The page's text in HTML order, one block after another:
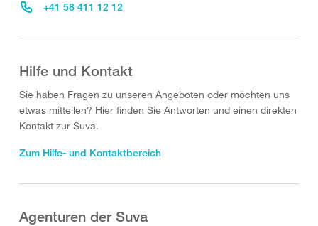
+41 58 411 12 12
Hilfe und Kontakt
Sie haben Fragen zu unseren Angeboten oder möchten uns
etwas mitteilen? Hier finden Sie Antworten und einen direkten
Kontakt zur Suva.
Zum Hilfe- und Kontaktbereich
Agenturen der Suva